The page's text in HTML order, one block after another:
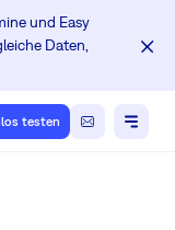
und Easy
Daten,
testen